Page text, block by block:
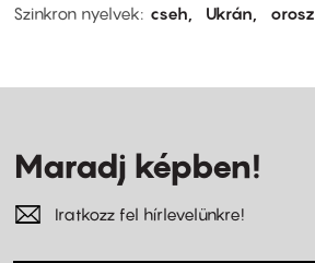
Szinkron nyelvek
cseh Ukrán orosz
Maradj képben!
Iratkozz fel hírlevelünkre!